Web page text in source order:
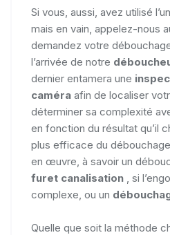
Si vous, aussi, avez utilisé
mais en vain, appelez-nous
demandez votre
l’arrivée de notre
dernier entamera une
caméra afin de localiser
déterminer sa complexité
en fonction du résultat qu’il
plus efficace du
en œuvre, à savoir un
furet canalisation
, si
complexe, ou un
Quelle que soit la méthode